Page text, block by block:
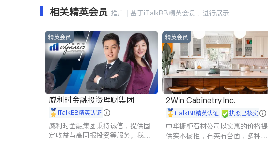
相关精英会员 推广 | 基于iTalkBB精英会员，进行展示
精英会员
威利时金融投资理财集团
iTalkBB精英认证
威利时金融集团秉持诚信，提供固
定收益与高回报投资等服务。我们
精英会员
2Win Cabinetry Inc.
iTalkBB精英认证 执照已核实
中华橱柜石材公司以实惠的价格提
供实木橱柜，石英石台面，多种优